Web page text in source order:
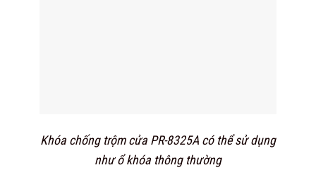
Khóa chống trộm cửa PR-8325A có thể sử dụng
như ổ khóa thông thường